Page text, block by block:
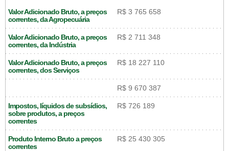
Valor Adicionado Bruto, a preços
correntes, da Agropecuária
R$ 3 765 658
Valor Adicionado Bruto, a preços
correntes, da Indústria
R$ 2 711 348
Valor Adicionado Bruto, a preços
correntes, dos Serviços
R$ 18 227 110
R$ 9 670 387
Impostos, líquidos de subsídios,
sobre produtos, a preços
correntes
R$ 726 189
Produto Interno Bruto a preços
correntes
R$ 25 430 305